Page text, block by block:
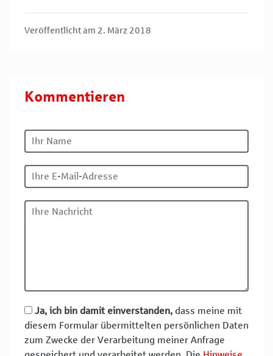
Veröffentlicht am 2. März 2018
Kommentieren
Ja, ich bin damit einverstanden, dass meine mit
diesem Formular übermittelten persönlichen Daten
zum Zwecke der Verarbeitung meiner Anfrage